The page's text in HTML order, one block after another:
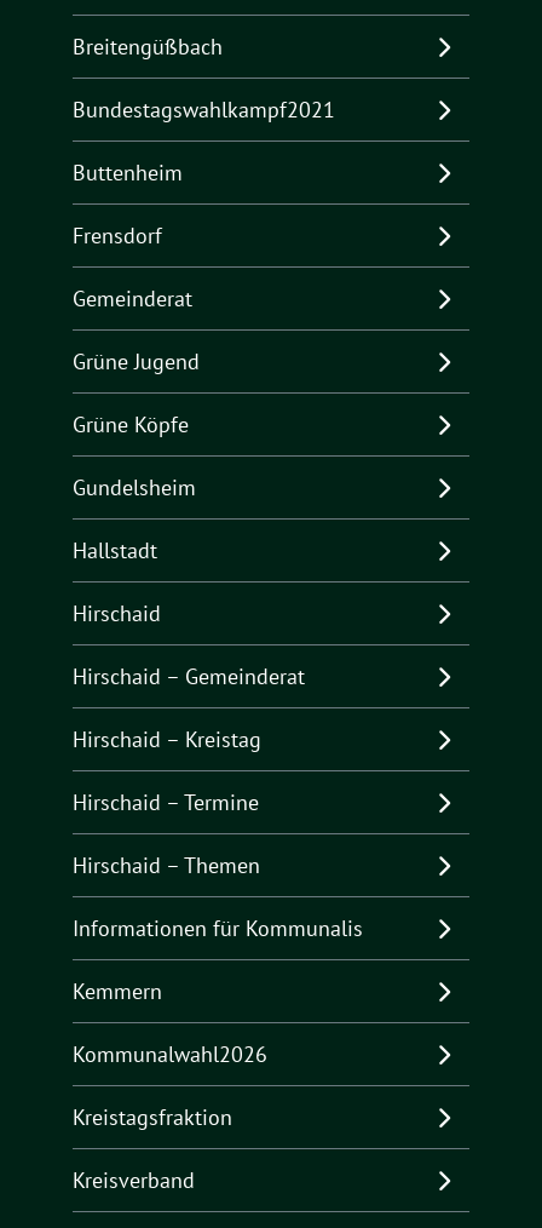
Breitengüßbach
Bundestagswahlkampf2021
Buttenheim
Frensdorf
Gemeinderat
Grüne Jugend
Grüne Köpfe
Gundelsheim
Hallstadt
Hirschaid
Hirschaid – Gemeinderat
Hirschaid – Kreistag
Hirschaid – Termine
Hirschaid – Themen
Informationen für Kommunalis
Kemmern
Kommunalwahl2026
Kreistagsfraktion
Kreisverband